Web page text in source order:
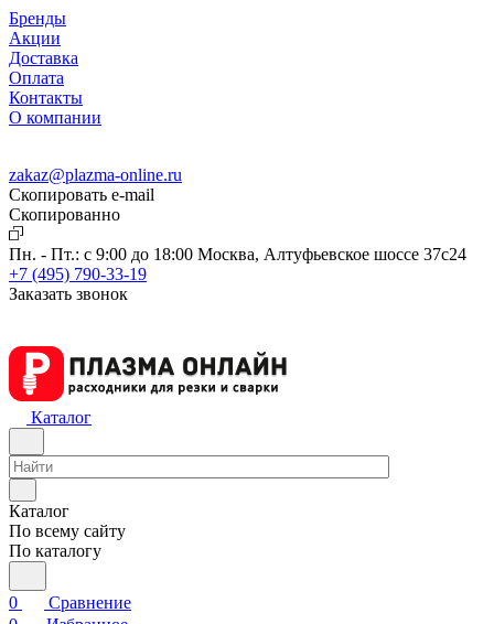
Бренды
Акции
Доставка
Оплата
Контакты
О компании
zakaz@plazma-online.ru
Скопировать e-mail
Cкопированно
Пн. - Пт.: с 9:00 до 18:00 Москва, Алтуфьевское шоссе 37с24
+7 (495) 790-33-19
Заказать звонок
Каталог
Каталог
По всему сайту
По каталогу
0
Сравнение